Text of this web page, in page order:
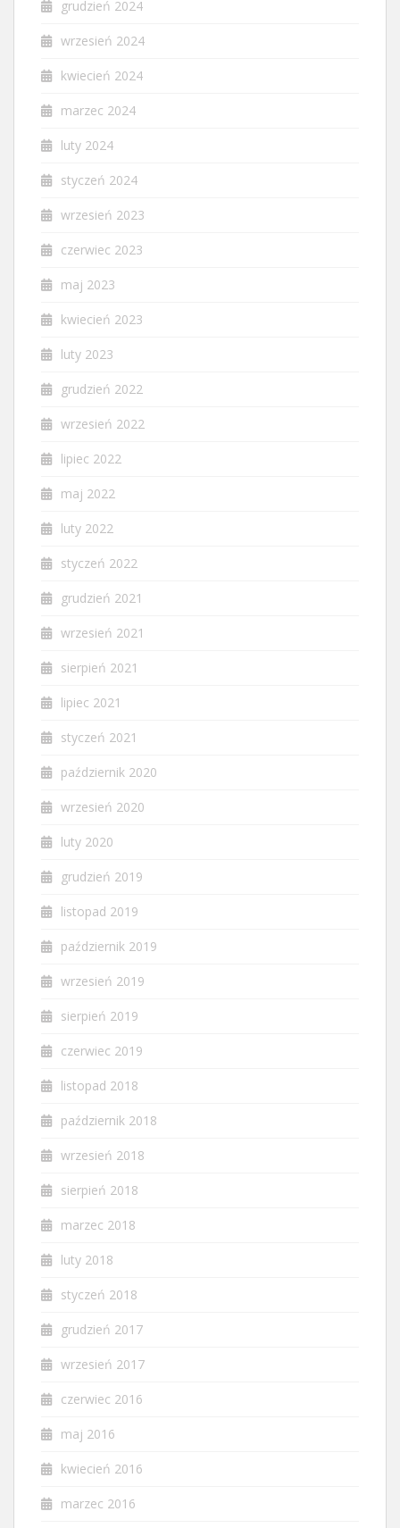
grudzień 2024
wrzesień 2024
kwiecień 2024
marzec 2024
luty 2024
styczeń 2024
wrzesień 2023
czerwiec 2023
maj 2023
kwiecień 2023
luty 2023
grudzień 2022
wrzesień 2022
lipiec 2022
maj 2022
luty 2022
styczeń 2022
grudzień 2021
wrzesień 2021
sierpień 2021
lipiec 2021
styczeń 2021
październik 2020
wrzesień 2020
luty 2020
grudzień 2019
listopad 2019
październik 2019
wrzesień 2019
sierpień 2019
czerwiec 2019
listopad 2018
październik 2018
wrzesień 2018
sierpień 2018
marzec 2018
luty 2018
styczeń 2018
grudzień 2017
wrzesień 2017
czerwiec 2016
maj 2016
kwiecień 2016
marzec 2016